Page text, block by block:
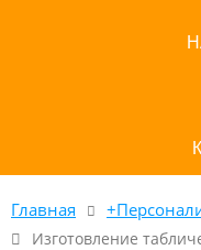
Главная
Изготовление